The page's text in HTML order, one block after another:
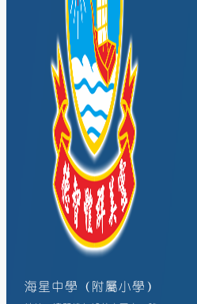
海星中學（附屬小學）